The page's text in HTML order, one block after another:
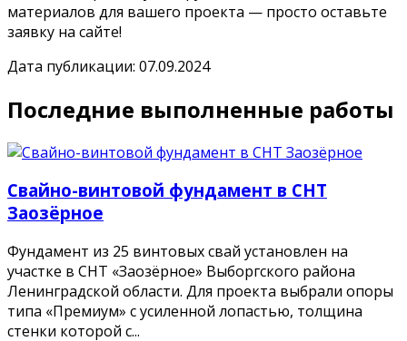
материалов для вашего проекта — просто оставьте
заявку на сайте!
Дата публикации: 07.09.2024
Последние выполненные работы
Свайно-винтовой фундамент в СНТ
Заозёрное
Фундамент из 25 винтовых свай установлен на
участке в СНТ «Заозёрное» Выборгского района
Ленинградской области. Для проекта выбрали опоры
типа «Премиум» с усиленной лопастью, толщина
стенки которой с...